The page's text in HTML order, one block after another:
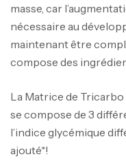
masse, car
nécessaire au
maintenant être
compose des
La Matrice de
se compose de 3
l’indice glycémique
ajouté*!